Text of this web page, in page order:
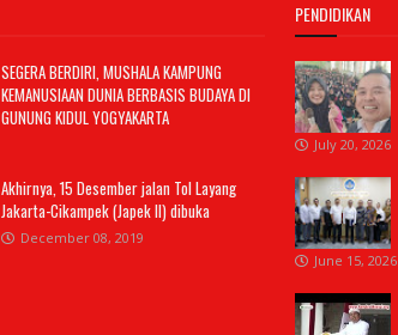
SEGERA BERDIRI, MUSHALA KAMPUNG
KEMANUSIAAN DUNIA BERBASIS BUDAYA DI
GUNUNG KIDUL YOGYAKARTA
Akhirnya, 15 Desember jalan Tol Layang
Jakarta-Cikampek (Japek II) dibuka
December 08, 2019
PENDIDIKAN
July 20, 2026
June 15, 2026